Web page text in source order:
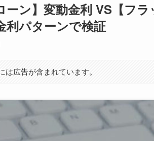
ーン】変動金利 VS【フ
利パターンで検証
は広告が含まれています。